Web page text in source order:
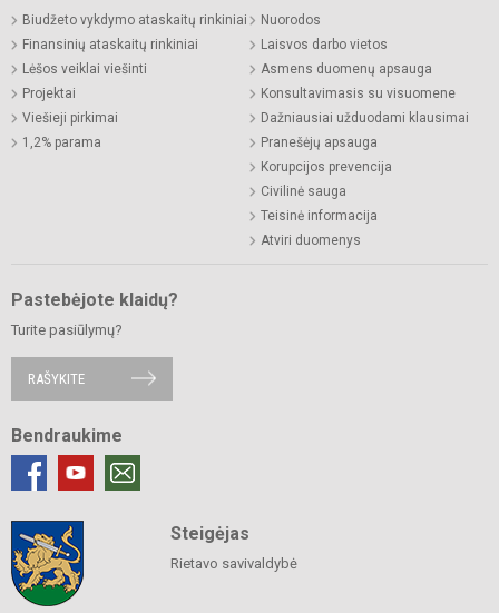
Biudžeto vykdymo ataskaitų rinkiniai
Finansinių ataskaitų rinkiniai
Lėšos veiklai viešinti
Projektai
Viešieji pirkimai
1,2% parama
Nuorodos
Laisvos darbo vietos
Asmens duomenų apsauga
Konsultavimasis su visuomene
Dažniausiai užduodami klausimai
Pranešėjų apsauga
Korupcijos prevencija
Civilinė sauga
Teisinė informacija
Atviri duomenys
Pastebėjote klaidų?
Turite pasiūlymų?
RAŠYKITE
Bendraukime
Steigėjas
Rietavo savivaldybė